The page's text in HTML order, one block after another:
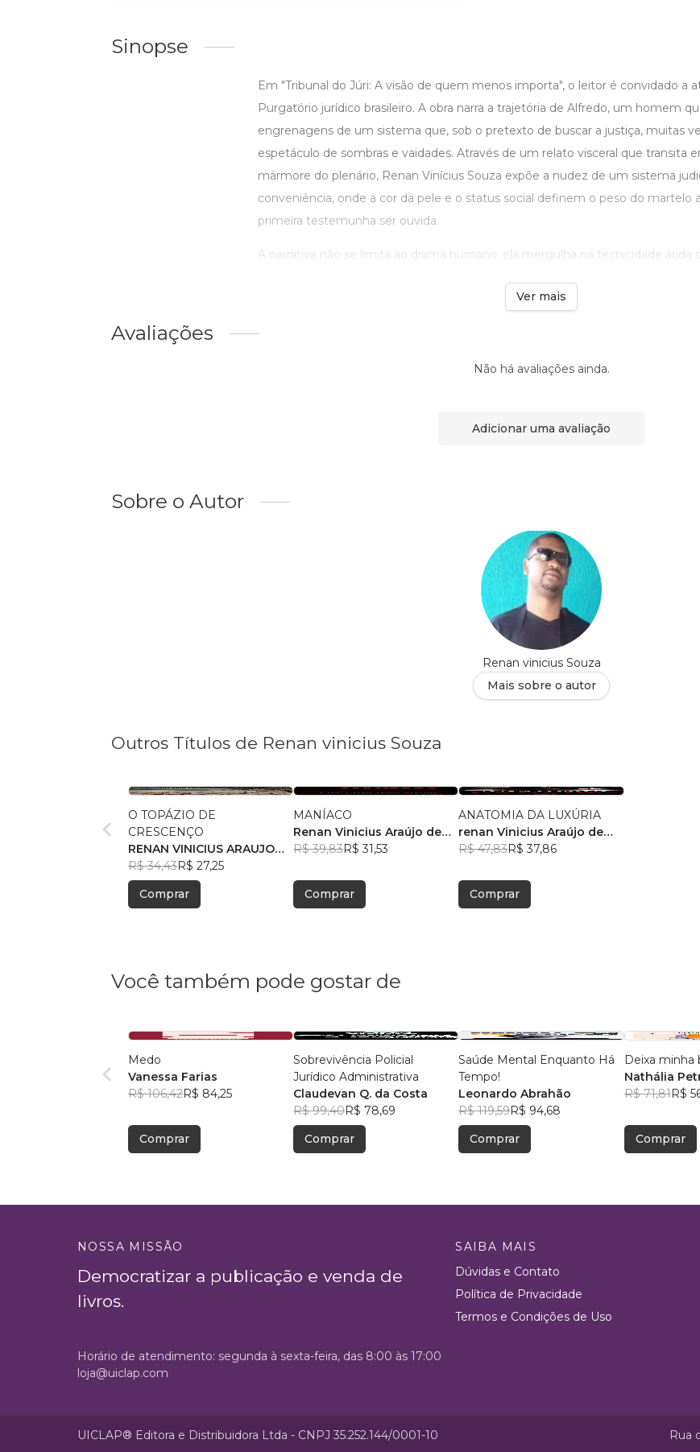
Sinopse
Em "Tribunal do Júri: A visão de quem menos importa", o leitor é convidado a
Purgatório jurídico brasileiro. A obra narra a trajetória de Alfredo, um homem
engrenagens de um sistema que, sob o pretexto de buscar a justiça, muitas
espetáculo de sombras e vaidades. Através de um relato visceral que transita
mármore do plenário, Renan Vinícius Souza expõe a nudez de um sistema
conveniência, onde a cor da pele e o status social definem o peso do martelo
primeira testemunha ser ouvida.
A narrativa não se limita ao drama humano; ela mergulha na tecnicidade árida
Ver mais
Avaliações
Não há avaliações ainda.
Adicionar uma avaliação
Sobre o Autor
Renan vinicius Souza
Mais sobre o autor
Outros Títulos de Renan vinicius Souza
O TOPÁZIO DE
CRESCENÇO
RENAN VINICIUS ARAUJO
DE SOUZA
R$ 34,43R$ 27,25
Comprar
MANÍACO
Renan Vinicius Araújo de
Souza
R$ 39,83R$ 31,53
Comprar
ANATOMIA DA LUXÚRIA
renan Vinicius Araújo de
souza
R$ 47,83R$ 37,86
Comprar
Você também pode gostar de
Medo
Vanessa Farias
R$ 106,42R$ 84,25
Comprar
Sobrevivência Policial
Jurídico Administrativa
Claudevan Q. da Costa
R$ 99,40R$ 78,69
Comprar
Saúde Mental Enquanto Há
Tempo!
Leonardo Abrahão
R$ 119,59R$ 94,68
Comprar
Deixa minha
Nathália
R$ 71,81R$
Comprar
NOSSA MISSÃO
Democratizar a publicação e venda de
livros.
SAIBA MAIS
Dúvidas e Contato
Política de Privacidade
Termos e Condições de Uso
Horário de atendimento: segunda à sexta-feira, das 8:00 às 17:00
loja@uiclap.com
UICLAP® Editora e Distribuidora Ltda - CNPJ 35.252.144/0001-10 Rua